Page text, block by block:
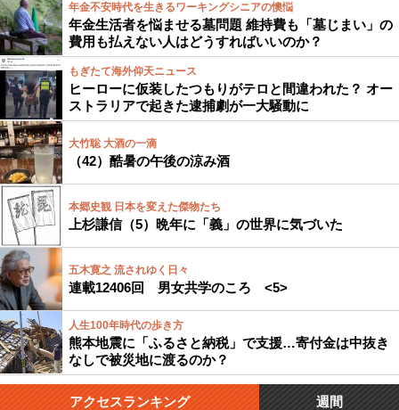
年金不安時代を生きるワーキングシニアの懊悩
年金生活者を悩ませる墓問題 維持費も「墓じまい」の
費用も払えない人はどうすればいいのか？
もぎたて海外仰天ニュース
ヒーローに仮装したつもりがテロと間違われた？ オー
ストラリアで起きた逮捕劇が一大騒動に
大竹聡 大酒の一滴
（42）酷暑の午後の涼み酒
本郷史観 日本を変えた傑物たち
上杉謙信（5）晩年に「義」の世界に気づいた
五木寛之 流されゆく日々
連載12406回 男女共学のころ <5>
人生100年時代の歩き方
熊本地震に「ふるさと納税」で支援…寄付金は中抜き
なしで被災地に渡るのか？
アクセスランキング 週間